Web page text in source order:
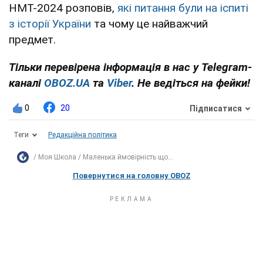
НМТ-2024 розповів, які питання були на іспиті
з історії України та чому це найважчий
предмет.
Тільки перевірена інформація в нас у Telegram-
каналі OBOZ.UA та Viber. Не ведіться на фейки!
0 20 Підписатися
Теги Редакційна політика
Моя Школа Маленька ймовірність що...
Повернутися на головну OBOZ